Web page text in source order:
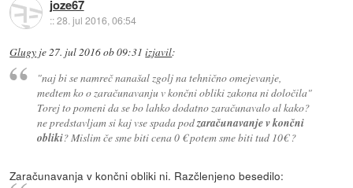
joze67
::28. jul 2016, 06:54
Glugy je 27. jul 2016 ob 09:31 izjavil:
"naj bi se namreč nanašal zgolj na tehnično omejevanje,
medtem ko o zaračunavanju v končni obliki zakona ni določila"
Torej to pomeni da se bo lahko dodatno zaračunavalo al kako?
ne predstavljam si kaj vse spada podzaračunavanje v končni
obliki? Mislim če sme biti cena 0 € potem sme biti tud 10€ ?
Zaračunavanja v končni obliki ni. Razčlenjeno besedilo: